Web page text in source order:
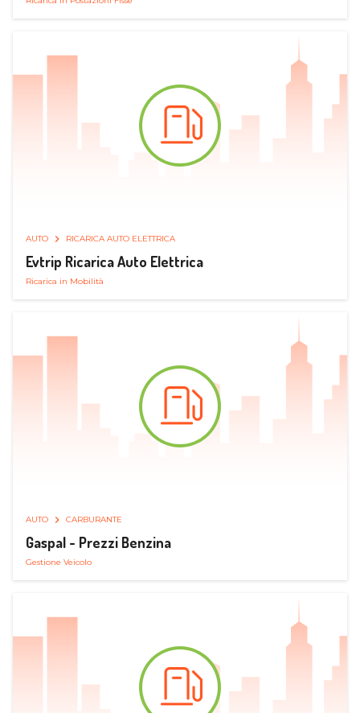
AUTO RICARICA AUTO ELETTRICA
Evtrip Ricarica Auto Elettrica
Ricarica in Mobilità
AUTO CARBURANTE
Gaspal - Prezzi Benzina
Gestione Veicolo